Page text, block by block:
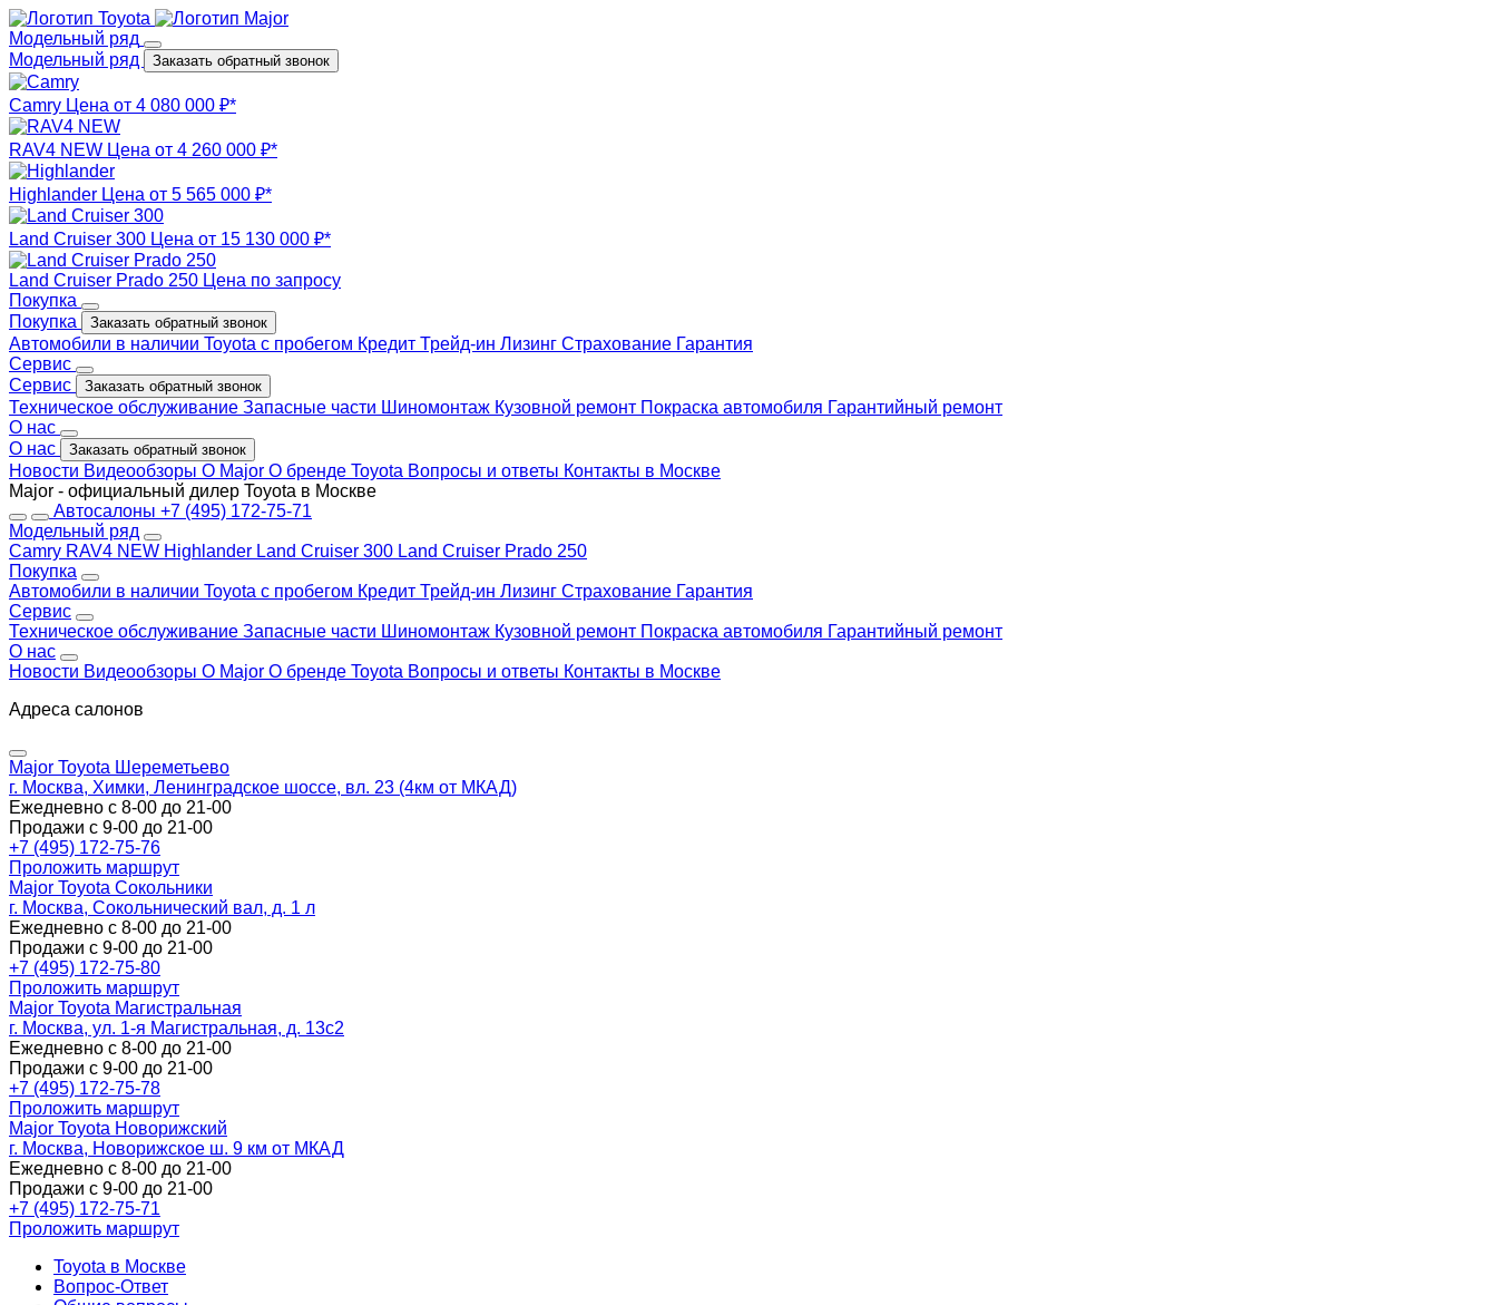
Модельный ряд
Модельный ряд
Заказать обратный звонок
Camry Цена от 4 080 000 ₽*
RAV4 NEW Цена от 4 260 000 ₽*
Highlander Цена от 5 565 000 ₽*
Land Cruiser 300 Цена от 15 130 000 ₽*
Land Cruiser Prado 250 Цена по запросу
Покупка
Покупка
Заказать обратный звонок
Автомобили в наличии Toyota с пробегом Кредит Трейд-ин Лизинг Страхование Гарантия
Сервис
Сервис
Заказать обратный звонок
Техническое обслуживание Запасные части Шиномонтаж Кузовной ремонт Покраска автомобиля Гарантийный ремонт
О нас
О нас
Заказать обратный звонок
Новости Видеообзоры О Major О бренде Toyota Вопросы и ответы Контакты в Москве
Major - официальный дилер Toyota в Москве
Автосалоны +7 (495) 172-75-71
Модельный ряд
Camry RAV4 NEW Highlander Land Cruiser 300 Land Cruiser Prado 250
Покупка
Автомобили в наличии Toyota с пробегом Кредит Трейд-ин Лизинг Страхование Гарантия
Сервис
Техническое обслуживание Запасные части Шиномонтаж Кузовной ремонт Покраска автомобиля Гарантийный ремонт
О нас
Новости Видеообзоры О Major О бренде Toyota Вопросы и ответы Контакты в Москве
Адреса салонов
Major Toyota Шереметьево
г. Москва, Химки, Ленинградское шоссе, вл. 23 (4км от МКАД)
Ежедневно с 8-00 до 21-00
Продажи с 9-00 до 21-00
+7 (495) 172-75-76
Проложить маршрут
Major Toyota Сокольники
г. Москва, Сокольнический вал, д. 1 л
Ежедневно с 8-00 до 21-00
Продажи с 9-00 до 21-00
+7 (495) 172-75-80
Проложить маршрут
Major Toyota Магистральная
г. Москва, ул. 1-я Магистральная, д. 13с2
Ежедневно с 8-00 до 21-00
Продажи с 9-00 до 21-00
+7 (495) 172-75-78
Проложить маршрут
Major Toyota Новорижский
г. Москва, Новорижское ш. 9 км от МКАД
Ежедневно с 8-00 до 21-00
Продажи с 9-00 до 21-00
+7 (495) 172-75-71
Проложить маршрут
Toyota в Москве
Вопрос-Ответ